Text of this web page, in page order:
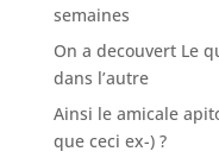
semaines
On a decouvert Le
dans l’autre
Ainsi le amicale
que ceci ex-) ?